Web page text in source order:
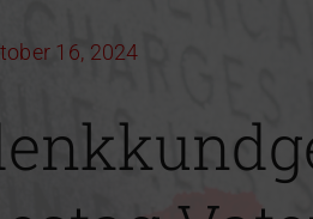
16, 2024